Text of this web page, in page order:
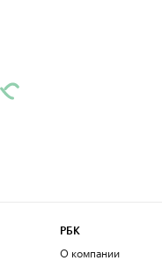
РБК
О компании